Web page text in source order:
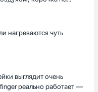
нагреваются чуть
выглядит очень
реально работает —